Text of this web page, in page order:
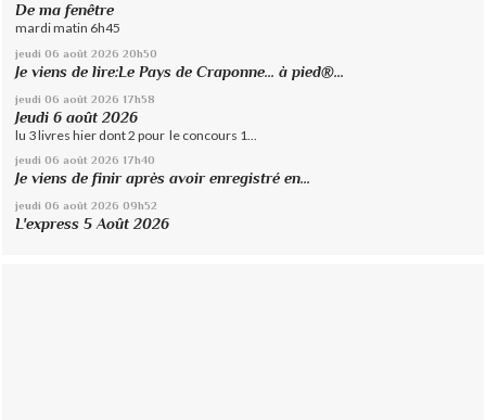
De ma fenêtre
mardi matin 6h45
jeudi 06 août 2026 20h50
Je viens de lire:Le Pays de Craponne... à pied®...
jeudi 06 août 2026 17h58
Jeudi 6 août 2026
lu 3 livres hier dont 2 pour le concours 1...
jeudi 06 août 2026 17h40
Je viens de finir après avoir enregistré en...
jeudi 06 août 2026 09h52
L'express 5 Août 2026